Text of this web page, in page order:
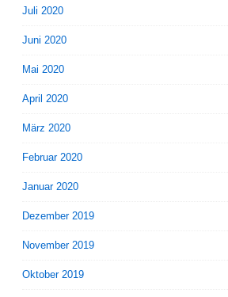
Juli 2020
Juni 2020
Mai 2020
April 2020
März 2020
Februar 2020
Januar 2020
Dezember 2019
November 2019
Oktober 2019